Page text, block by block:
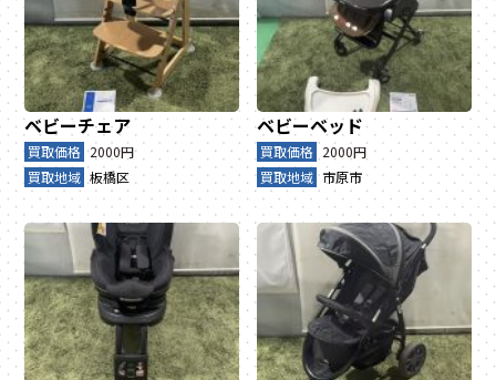
ベビーチェア
買取価格 2000円
買取地域 板橋区
ベビーベッド
買取価格 2000円
買取地域 市原市